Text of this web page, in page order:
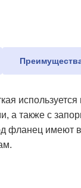
а также с
фланец имеют